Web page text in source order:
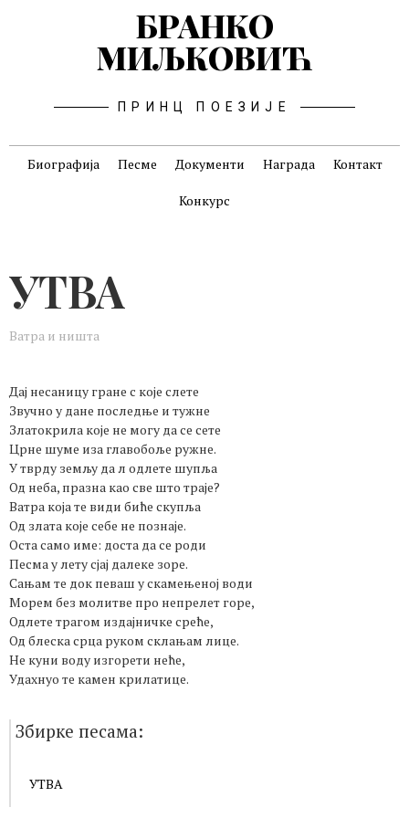
БРАНКО
МИЉКОВИЋ
ПРИНЦ ПОЕЗИЈЕ
Биографија Песме Документи Награда Контакт
Конкурс
УТВА
Ватра и ништа
Дај несаницу гране с које слете
Звучно у дане последње и тужне
Златокрила које не могу да се сете
Црне шуме иза главобоље ружне.
У тврду земљу да л одлете шупља
Од неба, празна као све што траје?
Ватра која те види биће скупља
Од злата које себе не познаје.
Оста само име: доста да се роди
Песма у лету сјај далеке зоре.
Сањам те док певаш у скамењеној води
Морем без молитве про непрелет горе,
Одлете трагом издајничке среће,
Од блеска срца руком склањам лице.
Не куни воду изгорети неће,
Удахнуо те камен крилатице.
Збирке песама:
УТВА